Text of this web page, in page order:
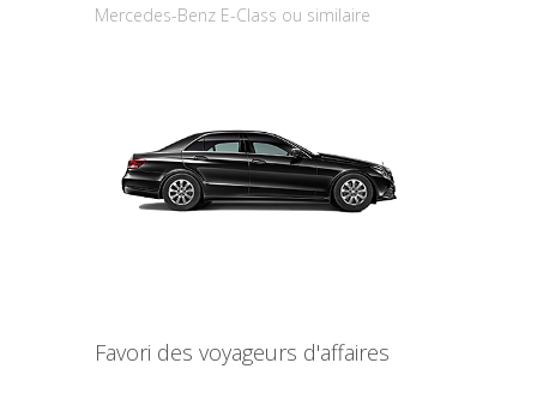
Mercedes-Benz E-Class ou similaire
Favori des voyageurs d'affaires